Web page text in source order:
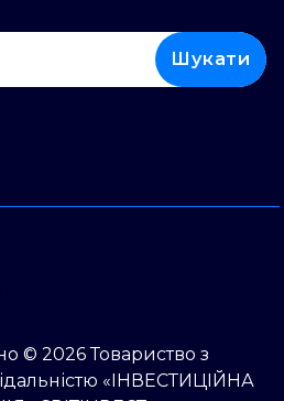
© 2026 Товариство з
«ІНВЕСТИЦІЙНА